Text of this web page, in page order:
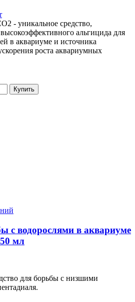
- уникальное средство,
альгицида для
в аквариуме и источника
роста аквариумных
Купить
с водорослями в аквариуме
мл
для борьбы с низшими